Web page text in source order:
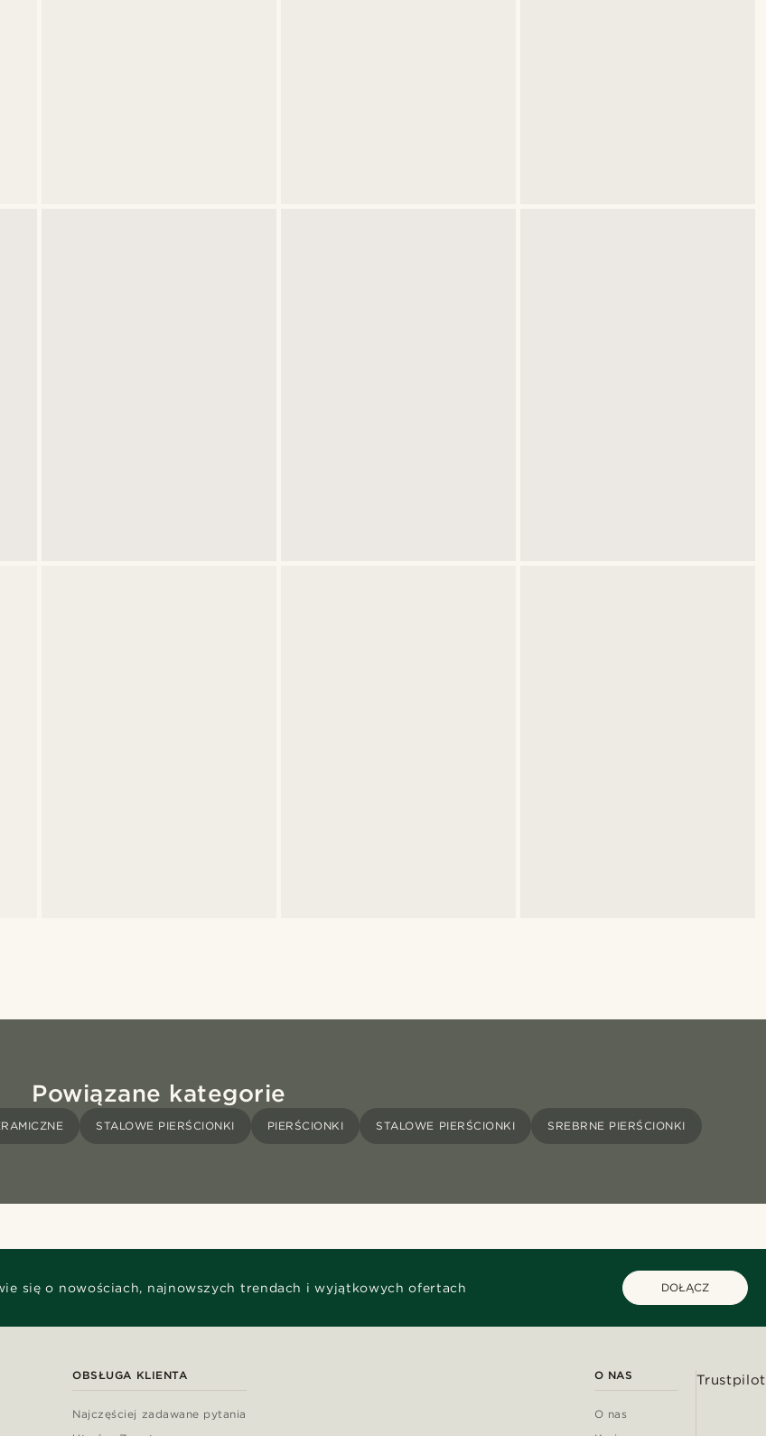
Powiązane kategorie
STALOWE PIERŚCIONKI PIERŚCIONKI STALOWE PIERŚCIONKI SREBRNE PIERŚCIONKI
się o nowościach, najnowszych trendach i wyjątkowych ofertach DOŁĄCZ
OBSŁUGA KLIENTA
Najczęściej zadawane pytania
O NAS
O nas
Trustpilot